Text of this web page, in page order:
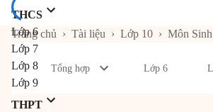
THCS
Lớp 6
Lớp 7
Lớp 8
Lớp 9
THPT
Trang chủ › Tài liệu › Lớp 10 › Môn
Tổng hợp Lớp 6